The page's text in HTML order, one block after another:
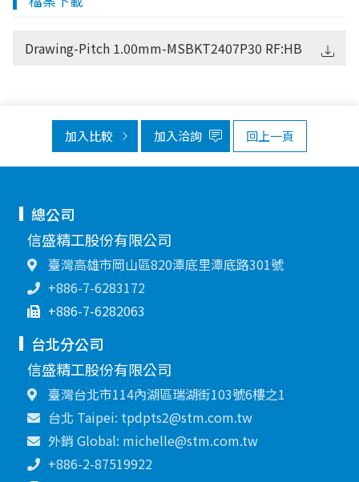
Drawing-Pitch 1.00mm-MSBKT2407P30 RF:HB
加入比較 加入洽詢 回上一頁
總公司
信盛精工股份有限公司
臺灣高雄市岡山區820潭底里潭底路301號
+886-7-6283172
+886-7-6282063
台北分公司
信盛精工股份有限公司
臺灣台北市114內湖區瑞湖街103號6樓之1
台北 Taipei: tpdpts2@stm.com.tw
外銷 Global: michelle@stm.com.tw
+886-2-87519922